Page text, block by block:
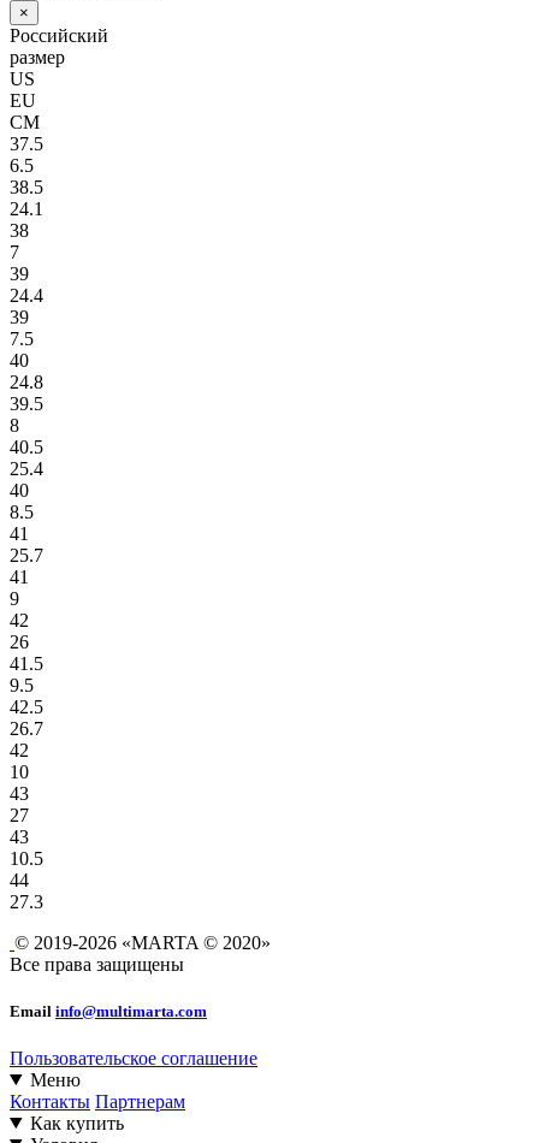
×
Российский
размер
US
EU
СМ
37.5
6.5
38.5
24.1
38
7
39
24.4
39
7.5
40
24.8
39.5
8
40.5
25.4
40
8.5
41
25.7
41
9
42
26
41.5
9.5
42.5
26.7
42
10
43
27
43
10.5
44
27.3
© 2019-2026 «MARTA © 2020»
Все права защищены
Email info@multimarta.com
Пользовательское соглашение
Меню
Контакты Партнерам
Как купить